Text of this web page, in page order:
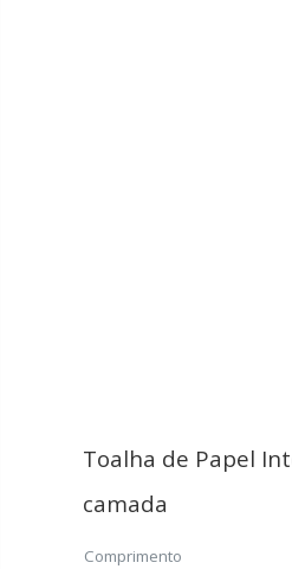
Toalha de Papel
camada
Comprimento